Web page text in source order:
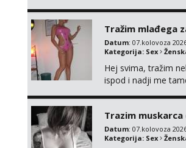
Tražim mlađega
Datum: 07.kolovoza
Kategorija: Sex
Hej svima, tražim
ispod i nadji me
Trazim
Datum: 07.kolovoza
Kategorija: Sex